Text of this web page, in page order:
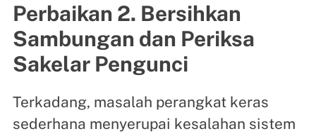
Perbaikan 2. Bersihkan
Sambungan dan Periksa
Sakelar Pengunci
Terkadang, masalah perangkat keras
sederhana menyerupai kesalahan sistem